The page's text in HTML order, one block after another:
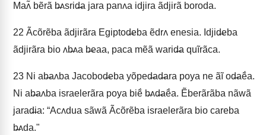
Maʌ̃ bẽrã b̶ʌsrid̶a jara panʌa idjira ãdjirã boroda.
22 Ãcõrẽba ãdjirãra Egiptod̶eba ẽdrʌ enesia. Idjid̶eba
ãdjirãra bio ʌb̶ʌa b̶eaa, paca mẽã warid̶a quĩrãca.
23 Ni ab̶aʌba Jacobod̶eba yõped̶ad̶ara poya ne ãĩ od̶aẽ́a.
Ni ab̶aʌba israelerãra poya biẽ́ b̶ʌd̶aẽ́a. Ẽberãrãba nãwã
jarad̶ia: “Acʌdua sãwã Ãcõrẽba israelerãra bio careba
b̶ʌda."